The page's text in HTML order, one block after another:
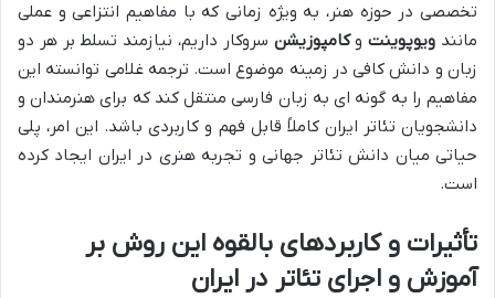
تخصصی در حوزه هنر، به ویژه زمانی که با مفاهیم انتزاعی و عملی
مانند ویوپوینتوکامپوزیشن سروکار داریم، نیازمند تسلط بر هر دو
زبان و دانش کافی در زمینه موضوع است. ترجمه غلامی توانسته این
مفاهیم را به گونه ای به زبان فارسی منتقل کند که برای هنرمندان و
دانشجویان تئاتر ایران کاملاً قابل فهم و کاربردی باشد. این امر، پلی
حیاتی میان دانش تئاتر جهانی و تجربه هنری در ایران ایجاد کرده
است.
تأثیرات و کاربردهای بالقوه این روش بر
آموزش و اجرای تئاتر در ایران